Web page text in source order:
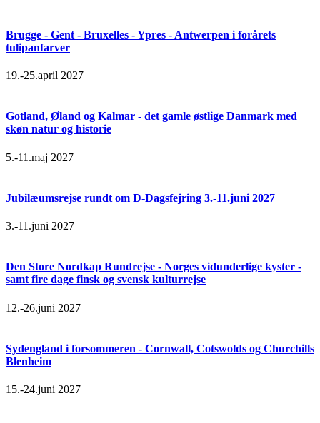
Brugge - Gent - Bruxelles - Ypres - Antwerpen i forårets
tulipanfarver
19.-25.april 2027
Gotland, Øland og Kalmar - det gamle østlige Danmark med
skøn natur og historie
5.-11.maj 2027
Jubilæumsrejse rundt om D-Dagsfejring 3.-11.juni 2027
3.-11.juni 2027
Den Store Nordkap Rundrejse - Norges vidunderlige kyster -
samt fire dage finsk og svensk kulturrejse
12.-26.juni 2027
Sydengland i forsommeren - Cornwall, Cotswolds og Churchills
Blenheim
15.-24.juni 2027